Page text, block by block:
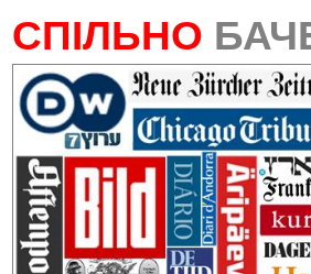
СПІЛЬНО